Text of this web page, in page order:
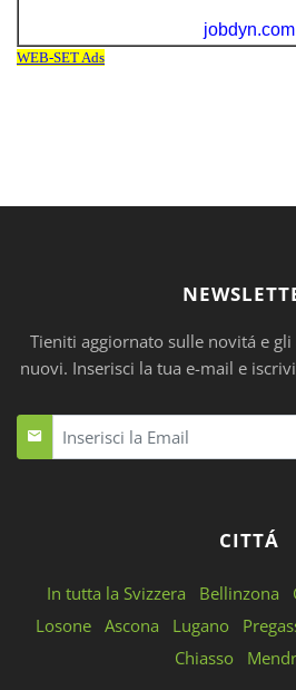
Tieniti aggiornato sulle novitá e
nuovi. Inserisci la tua e-mail e
CITTÁ
In tutta la Svizzera Bellinzona
Losone Ascona Lugano
Chiasso